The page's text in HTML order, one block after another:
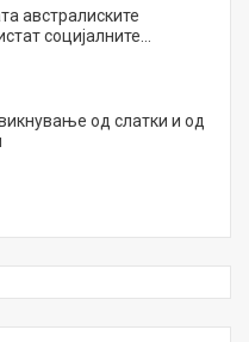
австралиските
социјалните…
од слатки и од